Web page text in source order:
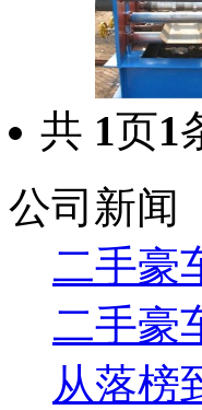
共 1页1
公司新闻
二手豪
二手豪
从落榜